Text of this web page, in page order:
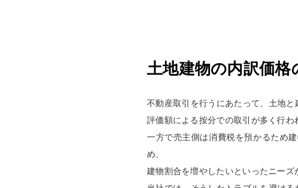
土地建物の内訳価格
不動産取引を行うにあたって、土地
評価額による按分での取引が多く行わ
一方で売主側は消費税を預かるため
め、
建物割合を増やしたいといったニーズ